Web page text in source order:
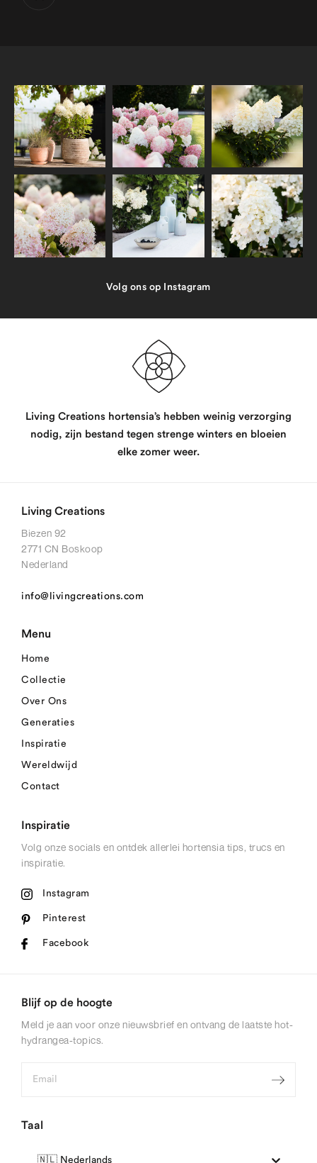
Volg ons op Instagram
Living Creations hortensia’s hebben weinig verzorging
nodig, zijn bestand tegen strenge winters en bloeien
elke zomer weer.
Living Creations
Biezen 92
2771 CN Boskoop
Nederland
info@livingcreations.com
Menu
Home
Collectie
Over Ons
Generaties
Inspiratie
Wereldwijd
Contact
Inspiratie
Volg onze socials en ontdek allerlei hortensia tips, trucs en
inspiratie.
Instagram
Pinterest
Facebook
Blijf op de hoogte
Meld je aan voor onze nieuwsbrief en ontvang de laatste hot-
hydrangea-topics.
Taal
🇳🇱 Nederlands